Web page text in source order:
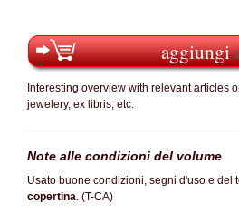
aggiungi
Interesting overview with relevant articles
jewelery, ex libris, etc.
Note alle condizioni del volume
Usato buone condizioni, segni d'uso e del
copertina. (T-CA)